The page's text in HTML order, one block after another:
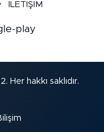
İLETİŞİM
hakkı saklıdır.